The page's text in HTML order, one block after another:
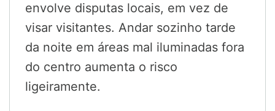
envolve disputas locais, em vez de
visar visitantes. Andar sozinho tarde
da noite em áreas mal iluminadas fora
do centro aumenta o risco
ligeiramente.